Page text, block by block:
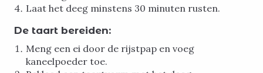
Laat het deeg minstens 30 minuten rusten.
De taart bereiden:
Meng een ei door de rijstpap en voeg
kaneelpoeder toe.